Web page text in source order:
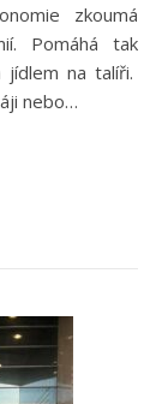
Pomáhá tak
jídlem na talíři.
nebo…